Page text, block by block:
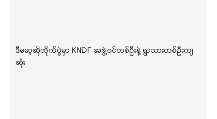
ဒီမော့ဆိုတိုက်ပွဲမှာ KNDF အဖွဲ့ဝင်တစ်ဦးနဲ့ ရွာသားတစ်ဦးကျ
ဆုံး